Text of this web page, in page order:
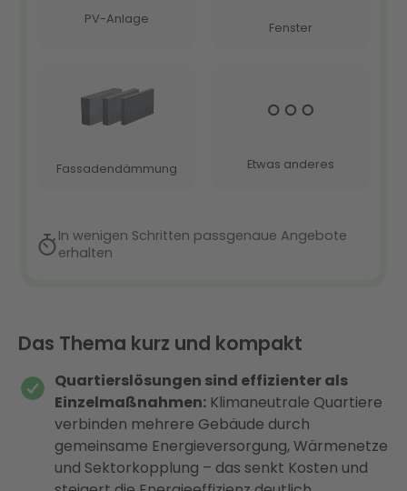
Das Thema kurz und kompakt
Quartierslösungen sind effizienter als
Einzelmaßnahmen: Klimaneutrale Quartiere
verbinden mehrere Gebäude durch
gemeinsame Energieversorgung, Wärmenetze
und Sektorkopplung – das senkt Kosten und